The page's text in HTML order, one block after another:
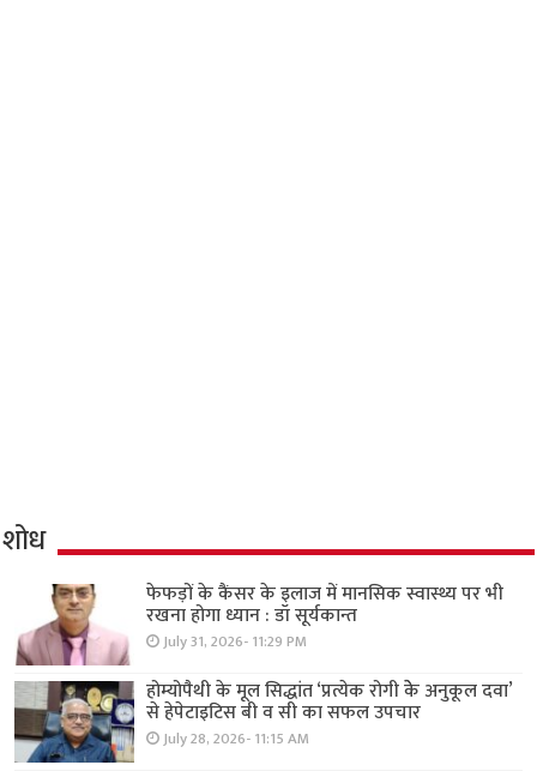
शोध
फेफड़ों के कैंसर के इलाज में मानसिक स्वास्थ्य पर भी
रखना होगा ध्यान : डॉ सूर्यकान्त
July 31, 2026- 11:29 PM
होम्योपैथी के मूल सिद्धांत ‘प्रत्येक रोगी केे अनुकूल दवा’
से हेपेटाइटिस बी व सी का सफल उपचार
July 28, 2026- 11:15 AM